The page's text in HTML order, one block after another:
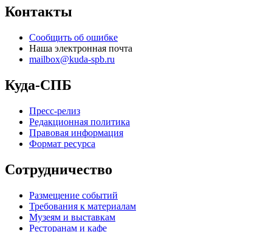
Контакты
Сообщить об ошибке
Наша электронная почта
mailbox@kuda-spb.ru
Куда-СПБ
Пресс-релиз
Редакционная политика
Правовая информация
Формат ресурса
Сотрудничество
Размещение событий
Требования к материалам
Музеям и выставкам
Ресторанам и кафе